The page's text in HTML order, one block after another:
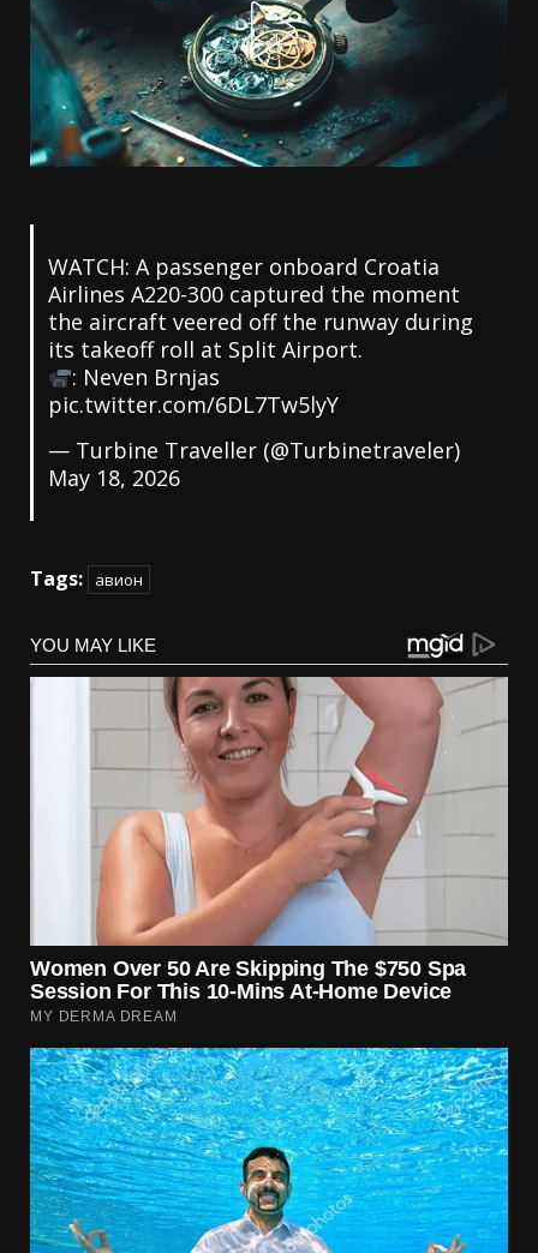
WATCH: A passenger onboard Croatia
Airlines A220-300 captured the moment
the aircraft veered off the runway during
its takeoff roll at Split Airport.
: Neven Brnjas
pic.twitter.com/6DL7Tw5lyY
— Turbine Traveller (@Turbinetraveler)
May 18, 2026
Tags: авион